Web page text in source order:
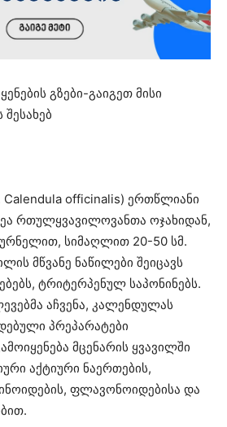
გზები-გაიგეთ მისი
officinalis) ერთწლიანი
რთულყვავილოვანთა ოჯახიდან,
სიმაღლით 20-50 სმ.
მწვანე ნაწილები შეიცავს
ტრიტერპენულ საპონინებს.
აჩვენა, კალენდულას
პრეპარატები
მცენარის ყვავილში
აქტიური ნაერთების,
ფლავონოიდებისა და